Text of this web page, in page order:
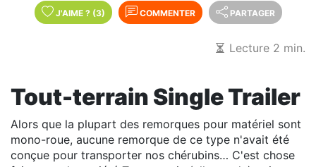
J'AIME ? (3) COMMENTER PARTAGER
Lecture 2 min.
Tout-terrain Single Trailer
Alors que la plupart des remorques pour matériel sont
mono-roue, aucune remorque de ce type n'avait été
conçue pour transporter nos chérubins… C'est chose